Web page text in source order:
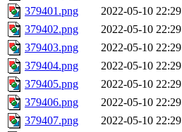
379401.png
2022-05-10 22:29
379402.png
2022-05-10 22:29
379403.png
2022-05-10 22:29
379404.png
2022-05-10 22:29
379405.png
2022-05-10 22:29
379406.png
2022-05-10 22:29
379407.png
2022-05-10 22:29